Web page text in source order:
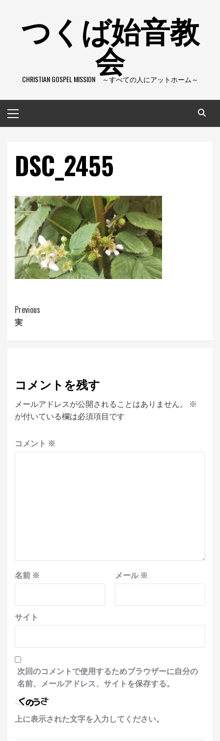
つくば始音教
会
CHRISTIAN GOSPEL MISSION ～すべての人にアットホーム～
イ
ン
DSC_2455
Continue
Reading
Previous
実
コメントを残す
メールアドレスが公開されることはありません。
※
が付いている欄は必須項目です
コメント ※
名前 ※ メール ※
サイト
次回のコメントで使用するためブラウザーに自分の
名前、メールアドレス、サイトを保存する。
上に表示された文字を入力してください。